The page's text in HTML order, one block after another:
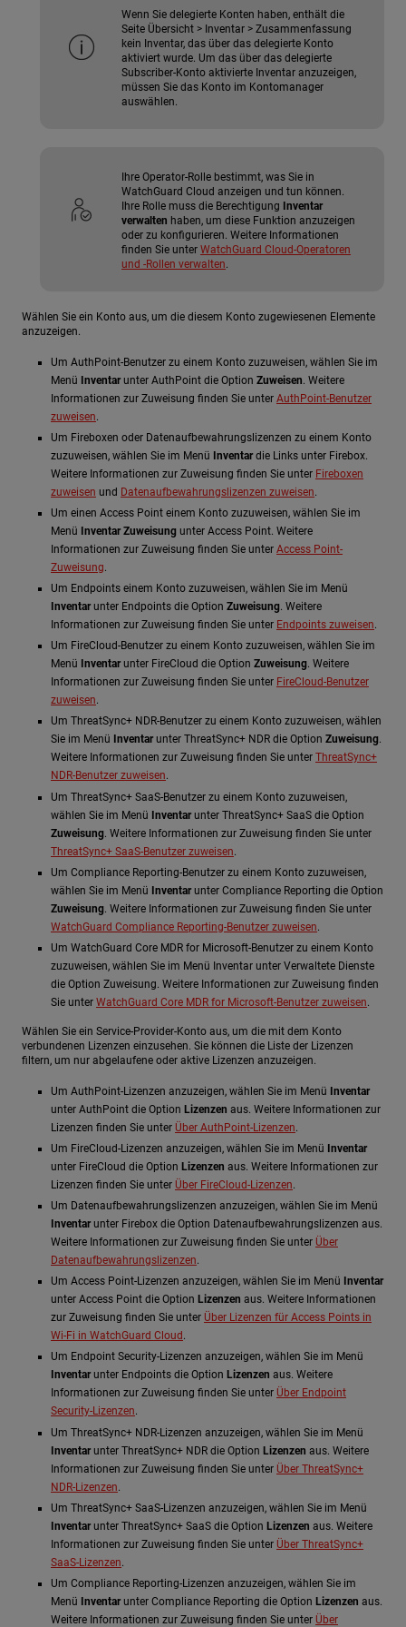
Wenn Sie delegierte Konten haben, enthält die
Seite Übersicht > Inventar > Zusammenfassung
kein Inventar, das über das delegierte Konto
aktiviert wurde. Um das über das delegierte
Subscriber-Konto aktivierte Inventar anzuzeigen,
müssen Sie das Konto im Kontomanager
auswählen.
Ihre Operator-Rolle bestimmt, was Sie in
WatchGuard Cloud anzeigen und tun können.
Ihre Rolle muss die Berechtigung Inventar
verwalten haben, um diese Funktion anzuzeigen
oder zu konfigurieren. Weitere Informationen
finden Sie unter WatchGuard Cloud-Operatoren
und -Rollen verwalten
Wählen Sie ein Konto aus, um die diesem Konto zugewiesenen Elemente
anzuzeigen.
Um AuthPoint-Benutzer zu einem Konto zuzuweisen, wählen Sie im
Menü Inventarunter AuthPoint die Option Zuweisen. Weitere
Informationen zur Zuweisung finden Sie unter AuthPoint-Benutzer
zuweisen.
Um Fireboxen oder Datenaufbewahrungslizenzen zu einem Konto
zuzuweisen, wählen Sie im Menü Inventardie Links unter Firebox.
Weitere Informationen zur Zuweisung finden Sie unter Fireboxen
zuweisen und Datenaufbewahrungslizenzen zuweisen.
Um einen Access Point einem Konto zuzuweisen, wählen Sie im
Menü Inventar Zuweisung unter Access Point. Weitere
Informationen zur Zuweisung finden Sie unter Access Point-
Zuweisung.
Um Endpoints einem Konto zuzuweisen, wählen Sie im Menü
Inventarunter Endpoints die Option Zuweisung. Weitere
Informationen zur Zuweisung finden Sie unter Endpoints zuweisen.
Um FireCloud-Benutzer zu einem Konto zuzuweisen, wählen Sie im
Menü Inventarunter FireCloud die Option Zuweisung. Weitere
Informationen zur Zuweisung finden Sie unter FireCloud-Benutzer
zuweisen.
Um ThreatSync+ NDR-Benutzer zu einem Konto zuzuweisen, wählen
Sie im Menü Inventarunter ThreatSync+ NDR die Option Zuweisung.
Weitere Informationen zur Zuweisung finden Sie unter ThreatSync+
NDR-Benutzer zuweisen.
Um ThreatSync+ SaaS-Benutzer zu einem Konto zuzuweisen,
wählen Sie im Menü Inventarunter ThreatSync+ SaaS die Option
Zuweisung. Weitere Informationen zur Zuweisung finden Sie unter
ThreatSync+ SaaS-Benutzer zuweisen.
Um Compliance Reporting-Benutzer zu einem Konto zuzuweisen,
wählen Sie im Menü Inventarunter Compliance Reporting die Option
Zuweisung. Weitere Informationen zur Zuweisung finden Sie unter
WatchGuard Compliance Reporting-Benutzer zuweisen.
Um WatchGuard Core MDR for Microsoft-Benutzer zu einem Konto
zuzuweisen, wählen Sie im Menü Inventar unter Verwaltete Dienste
die Option Zuweisung. Weitere Informationen zur Zuweisung finden
Sie unter WatchGuard Core MDR for Microsoft-Benutzer zuweisen.
Wählen Sie ein Service-Provider-Konto aus, um die mit dem Konto
verbundenen Lizenzen einzusehen. Sie können die Liste der Lizenzen
filtern, um nur abgelaufene oder aktive Lizenzen anzuzeigen.
Um AuthPoint-Lizenzen anzuzeigen, wählen Sie im Menü Inventar
unter AuthPoint die Option Lizenzen aus. Weitere Informationen zur
Lizenzen finden Sie unter Über AuthPoint-Lizenzen.
Um FireCloud-Lizenzen anzuzeigen, wählen Sie im Menü Inventar
unter FireCloud die Option Lizenzen aus. Weitere Informationen zur
Lizenzen finden Sie unter Über FireCloud-Lizenzen.
Um Datenaufbewahrungslizenzen anzuzeigen, wählen Sie im Menü
Inventarunter Firebox die Option Datenaufbewahrungslizenzen aus.
Weitere Informationen zur Zuweisung finden Sie unter Über
Datenaufbewahrungslizenzen.
Um Access Point-Lizenzen anzuzeigen, wählen Sie im Menü Inventar
unter Access Point die Option Lizenzen aus. Weitere Informationen
zur Zuweisung finden Sie unter Über Lizenzen für Access Points in
Wi-Fi in WatchGuard Cloud .
Um Endpoint Security-Lizenzen anzuzeigen, wählen Sie im Menü
Inventarunter Endpoints die Option Lizenzen aus. Weitere
Informationen zur Zuweisung finden Sie unter Über Endpoint
Security-Lizenzen.
Um ThreatSync+ NDR-Lizenzen anzuzeigen, wählen Sie im Menü
Inventarunter ThreatSync+ NDR die Option Lizenzen aus. Weitere
Informationen zur Zuweisung finden Sie unter Über ThreatSync+
NDR-Lizenzen.
Um ThreatSync+ SaaS-Lizenzen anzuzeigen, wählen Sie im Menü
Inventarunter ThreatSync+ SaaS die Option Lizenzen aus. Weitere
Informationen zur Zuweisung finden Sie unter Über ThreatSync+
SaaS-Lizenzen.
Um Compliance Reporting-Lizenzen anzuzeigen, wählen Sie im
Menü Inventarunter Compliance Reporting die Option Lizenzen aus.
Weitere Informationen zur Zuweisung finden Sie unter Über